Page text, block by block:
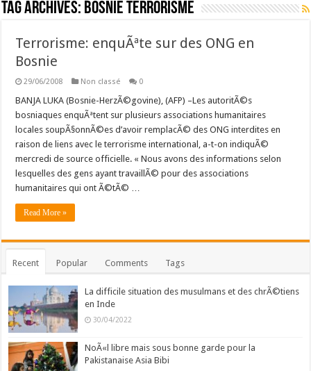
Tag Archives: Bosnie terrorisme
Terrorisme: enquÃªte sur des ONG en
Bosnie
29/06/2008 Non classé 0
BANJA LUKA (Bosnie-HerzÃ©govine), (AFP) –Les autoritÃ©s
bosniaques enquÃªtent sur plusieurs associations humanitaires
locales soupÃ§onnÃ©es d’avoir remplacÃ© des ONG interdites en
raison de liens avec le terrorisme international, a-t-on indiquÃ©
mercredi de source officielle. « Nous avons des informations selon
lesquelles des gens ayant travaillÃ© pour des associations
humanitaires qui ont Ã©tÃ© …
Read More »
Recent Popular Comments Tags
La difficile situation des musulmans et des chrÃ©tiens
en Inde
30/04/2022
NoÃ«l libre mais sous bonne garde pour la
Pakistanaise Asia Bibi